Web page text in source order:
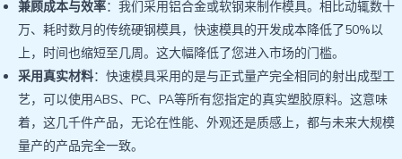
兼顾成本与效率：我们采用铝合金或软钢来制作模具。相比动辄数十
万、耗时数月的传统硬钢模具，快速模具的开发成本降低了50%以
上，时间也缩短至几周。这大幅降低了您进入市场的门槛。
采用真实材料：快速模具采用的是与正式量产完全相同的射出成型工
艺，可以使用ABS、PC、PA等所有您指定的真实塑胶原料。这意味
着，这几千件产品，无论在性能、外观还是质感上，都与未来大规模
量产的产品完全一致。